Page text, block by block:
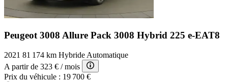
Peugeot 3008 Allure Pack 3008 Hybrid 225 e-EAT8
2021 81 174 km Hybride Automatique
A partir de 323 € / mois
Prix du véhicule : 19 700 €